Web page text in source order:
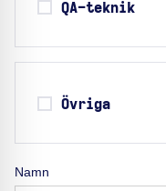
QA-teknik
Övriga
Namn